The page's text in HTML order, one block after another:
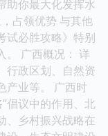
助你最大化发挥水
占领优势 与其他
试必胜攻略》特别
。 广西概况： 详
行政区划、自然资
产业等。 广西时
倡议中的作用、北
、乡村振兴战略在